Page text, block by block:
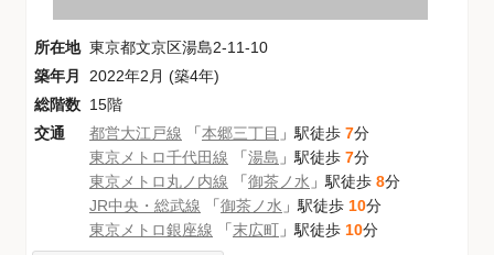
所在地 東京都文京区湯島2-11-10
築年月
2022年2月 (築4年)
総階数 15階
交通
都営大江戸線 「本郷三丁目 」駅徒歩 7分
東京メトロ千代田線 「湯島 」駅徒歩 7分
東京メトロ丸ノ内線 「御茶ノ水 」駅徒歩 8分
JR中央・総武線 「御茶ノ水 」駅徒歩 10分
東京メトロ銀座線 「末広町 」駅徒歩 10分